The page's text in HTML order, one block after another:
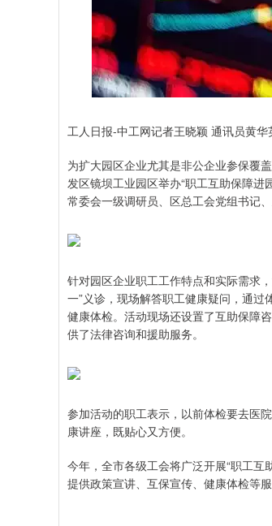
工人日报-中工网记者王晓颖 通讯员黄华
为扩大园区企业尤其是非公企业参保覆
发区镜坝工业园区举办“职工互助保障进
常委会一级调研员、区总工会党组书记
针对园区企业职工工作特点和实际需求
一”义诊，现场解答职工健康疑问，通
健康体检。活动现场还设置了互助保障
供了法律咨询和援助服务。
参加活动的职工表示，以前体检要去医
康讲座，既贴心又方便。
今年，全市各级工会将广泛开展“职工互
提供政策宣讲、互保宣传、健康体检等